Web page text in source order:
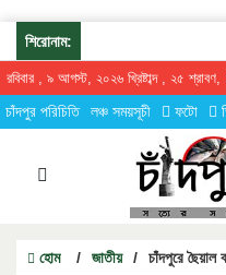
শিরোনাম:
রবিবার , ৯ আগস্ট, ২০২৬ খ্রিষ্টাব্দ , ২৫ শ্রাবণ,
চাঁদপুর পরিচিতি লঞ্চ সময়সূচী ফটো
হোম / জাতীয় / চাঁদপুরে